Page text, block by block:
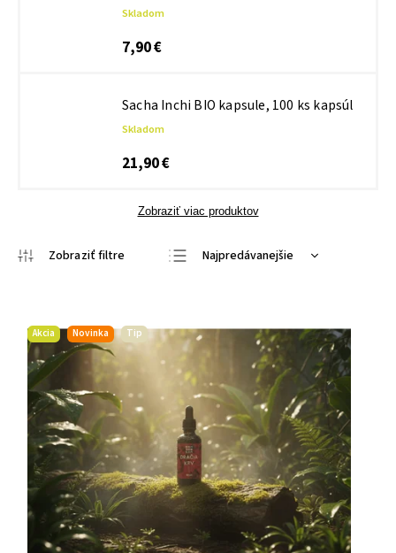
Skladom
7,90 €
Sacha Inchi BIO kapsule, 100 ks kapsúl
Skladom
21,90 €
Zobraziť viac produktov
Najpredávanejšie
Abecedne
Akcia Novinka Tip